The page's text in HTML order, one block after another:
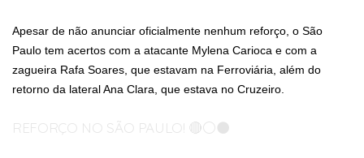
Apesar de não anunciar oficialmente nenhum reforço, o São
Paulo tem acertos com a atacante Mylena Carioca e com a
zagueira Rafa Soares, que estavam na Ferroviária, além do
retorno da lateral Ana Clara, que estava no Cruzeiro.
REFORÇO NO SÃO PAULO! 🔴⚪️⚫️